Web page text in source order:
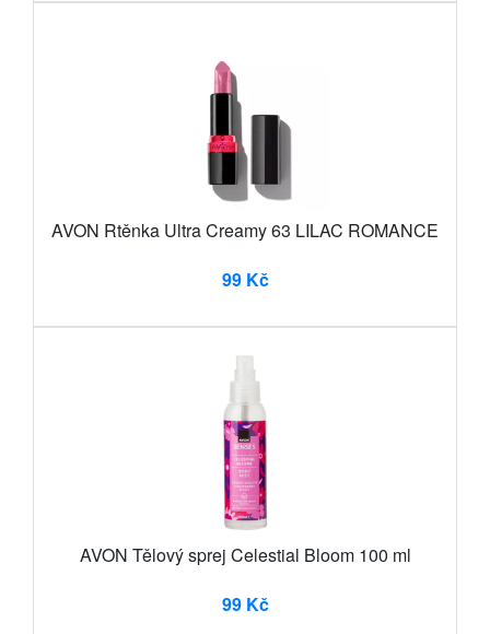
AVON Rtěnka Ultra Creamy 63 LILAC ROMANCE
99 Kč
AVON Tělový sprej Celestial Bloom 100 ml
99 Kč